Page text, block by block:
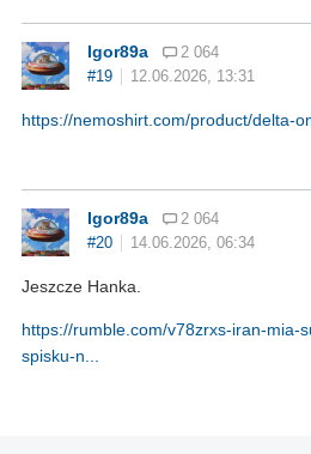
Igor89a
2 064
#19
12.06.2026, 13:31
https://nemoshirt.com/product/delta-
Igor89a
2 064
#20
14.06.2026, 06:34
Jeszcze Hanka.
https://rumble.com/v78zrxs-iran-mia-
spisku-n...